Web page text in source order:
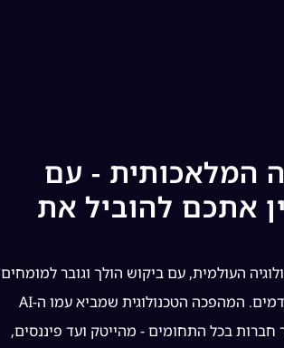
המלאכותית - עם
אתכם להוביל את
העולמית, עם ביקוש הולך וגובר למומחים
המסוגלים לפתח ולהטמיע פתרונות AI מתקדמים. המהפכה הטכנולוגית שמביא עמו ה-AI
בכל התחומים - מהייטק ועד פיננסים,